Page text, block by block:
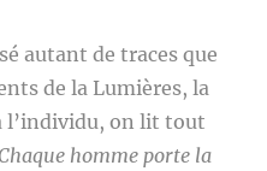
autant de traces que
de la Lumières, la
l’individu, on lit tout
homme porte la